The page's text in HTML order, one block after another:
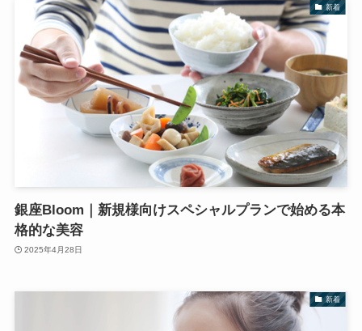
新着
銀座Bloom｜新規様向けスペシャルプランで始める本
格的な美容
2025年4月28日
新着